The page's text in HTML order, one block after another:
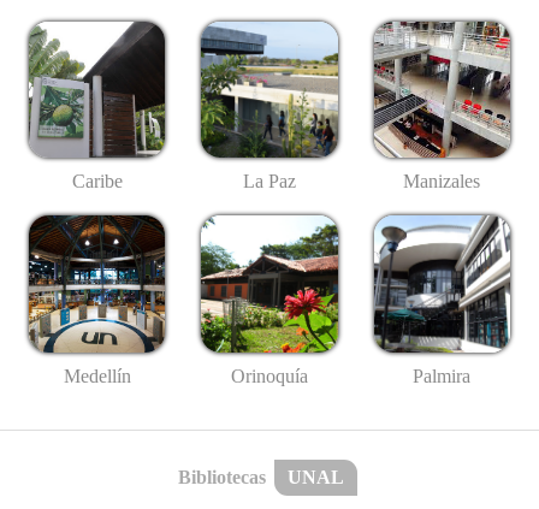
Caribe La Paz Manizales
Medellín Orinoquía Palmira
Bibliotecas UNAL